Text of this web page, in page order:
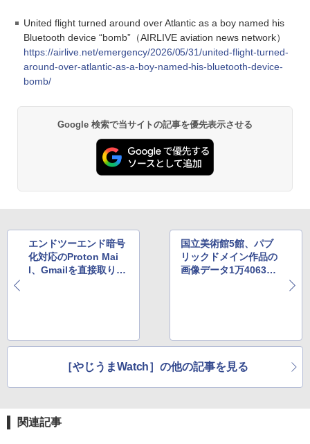
United flight turned around over Atlantic as a boy named his
Bluetooth device “bomb”（AIRLIVE aviation news network）
https://airlive.net/emergency/2026/05/31/united-flight-turned-
around-over-atlantic-as-a-boy-named-his-bluetooth-device-
bomb/
Google 検索で当サイトの記事を優先表示させる
エンドツーエンド暗号
化対応のProton Mai
l、Gmailを直接取り込
国立美術館5館、パブ
リックドメイン作品の
画像データ1万4063点
［やじうまWatch］の他の記事を見る
関連記事